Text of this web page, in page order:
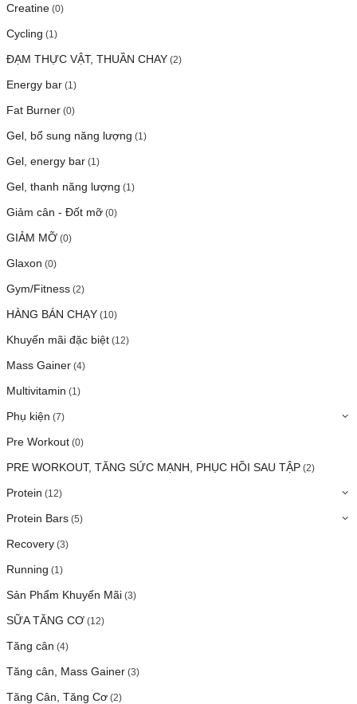
Creatine (0)
Cycling (1)
ĐẠM THỰC VẬT, THUẦN CHAY (2)
Energy bar (1)
Fat Burner (0)
Gel, bổ sung năng lượng (1)
Gel, energy bar (1)
Gel, thanh năng lượng (1)
Giảm cân - Đốt mỡ (0)
GIẢM MỠ (0)
Glaxon (0)
Gym/Fitness (2)
HÀNG BÁN CHẠY (10)
Khuyến mãi đặc biệt (12)
Mass Gainer (4)
Multivitamin (1)
Phụ kiện (7)
Pre Workout (0)
PRE WORKOUT, TĂNG SỨC MẠNH, PHỤC HỒI SAU TẬP (2)
Protein (12)
Protein Bars (5)
Recovery (3)
Running (1)
Sản Phẩm Khuyến Mãi (3)
SỮA TĂNG CƠ (12)
Tăng cân (4)
Tăng cân, Mass Gainer (3)
Tăng Cân, Tăng Cơ (2)